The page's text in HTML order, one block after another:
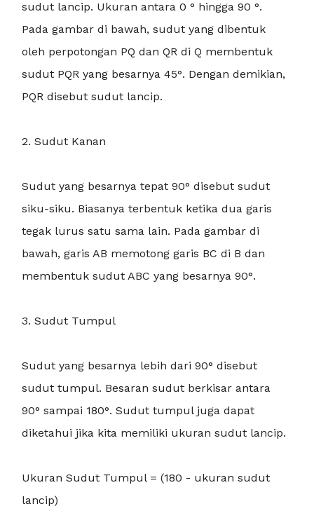
sudut lancip. Ukuran antara 0 ° hingga 90 °.
Pada gambar di bawah, sudut yang dibentuk
oleh perpotongan PQ dan QR di Q membentuk
sudut PQR yang besarnya 45°. Dengan demikian,
PQR disebut sudut lancip.
2. Sudut Kanan
Sudut yang besarnya tepat 90° disebut sudut
siku-siku. Biasanya terbentuk ketika dua garis
tegak lurus satu sama lain. Pada gambar di
bawah, garis AB memotong garis BC di B dan
membentuk sudut ABC yang besarnya 90°.
3. Sudut Tumpul
Sudut yang besarnya lebih dari 90° disebut
sudut tumpul. Besaran sudut berkisar antara
90° sampai 180°. Sudut tumpul juga dapat
diketahui jika kita memiliki ukuran sudut lancip.
Ukuran Sudut Tumpul = (180 - ukuran sudut
lancip)